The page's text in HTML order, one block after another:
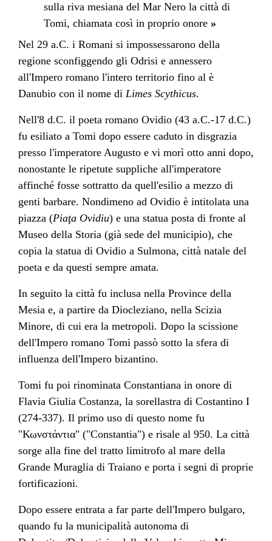
sulla riva mesiana del Mar Nero la città di
Tomi, chiamata così in proprio onore »
Nel 29 a.C. i Romani si impossessarono della
regione sconfiggendo gli Odrisi e annessero
all'Impero romano l'intero territorio fino al è
Danubio con il nome di Limes Scythicus.
Nell'8 d.C. il poeta romano Ovidio (43 a.C.-17 d.C.)
fu esiliato a Tomi dopo essere caduto in disgrazia
presso l'imperatore Augusto e vi morì otto anni dopo,
nonostante le ripetute suppliche all'imperatore
affinché fosse sottratto da quell'esilio a mezzo di
genti barbare. Nondimeno ad Ovidio è intitolata una
piazza (Piaţa Ovidiu) e una statua posta di fronte al
Museo della Storia (già sede del municipio), che
copia la statua di Ovidio a Sulmona, città natale del
poeta e da questi sempre amata.
In seguito la città fu inclusa nella Province della
Mesia e, a partire da Diocleziano, nella Scizia
Minore, di cui era la metropoli. Dopo la scissione
dell'Impero romano Tomi passò sotto la sfera di
influenza dell'Impero bizantino.
Tomi fu poi rinominata Constantiana in onore di
Flavia Giulia Costanza, la sorellastra di Costantino I
(274-337). Il primo uso di questo nome fu
"Κωνστάντια" ("Constantia") e risale al 950. La città
sorge alla fine del tratto limitrofo al mare della
Grande Muraglia di Traiano e porta i segni di proprie
fortificazioni.
Dopo essere entrata a far parte dell'Impero bulgaro,
quando fu la municipalità autonoma di